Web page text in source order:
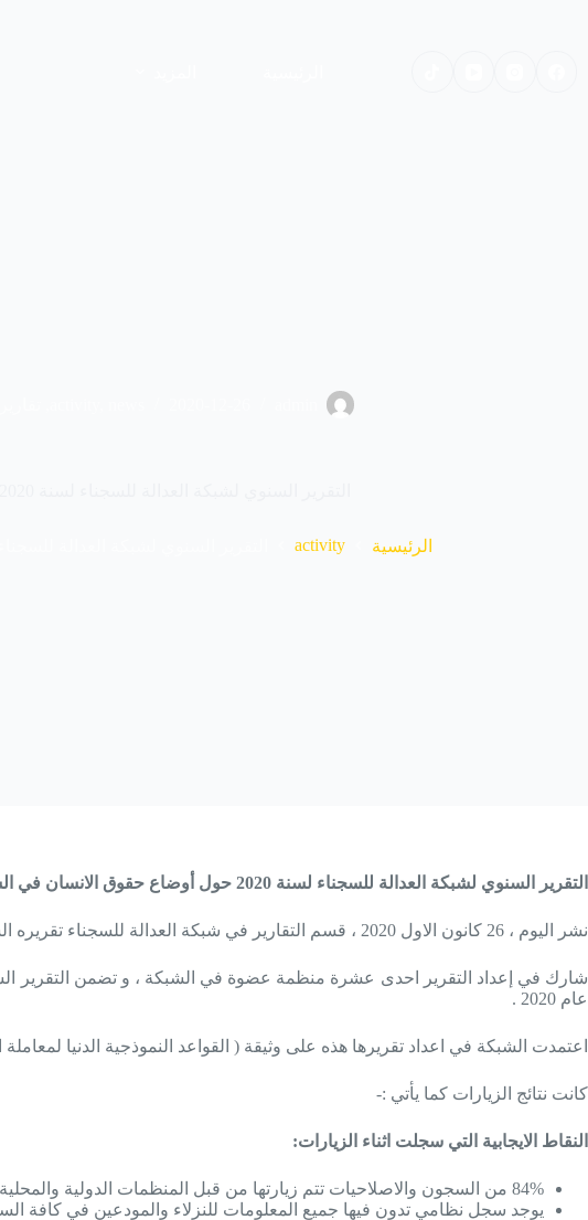
الرئيسية activity
التقرير السنوي لشبكة العدالة للسجناء لسنة 2020 حول أوضاع حقوق الانسان في السجون و الاصلاحيات في العراق
نشر اليوم ، 26 كانون الاول 2020 ، قسم التقارير في شبكة العدالة للسجناء تقريره السنوي حول اوضاع حقوق الانسان في السجون و الاصلاحيات في العراق و اقليم كوردستان العراق .
شارك في إعداد التقرير احدى عشرة منظمة عضوة في الشبكة ، و تضمن التقرير
عام 2020 .
اعتمدت الشبكة في اعداد تقريرها هذه على وثيقة ( القواعد النموذجية الدنيا
كانت نتائج الزيارات كما يأتي :-
النقاط الايجابية التي سجلت اثناء الزيارات:
84% من السجون والاصلاحيات تتم زيارتها من قبل المنظمات الدولية والمحلية.
يوجد سجل نظامي تدون فيها جميع المعلومات للنزلاء والمودعين في كافة السجون